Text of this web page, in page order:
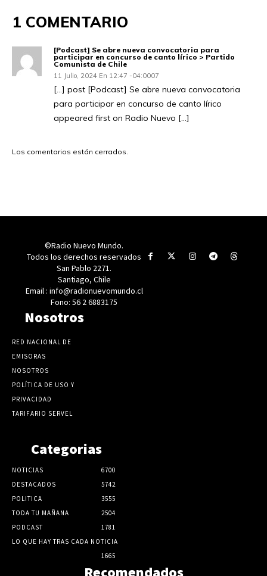
1 COMENTARIO
[Podcast] Se abre nueva convocatoria para
participar en concurso de canto lírico > Partido
Comunista de Chile
11 Julio, 2024 En 12:47 -04:0007
[…] post [Podcast] Se abre nueva convocatoria
para participar en concurso de canto lírico
appeared first on Radio Nuevo […]
Los comentarios están cerrados.
©Radio Nuevo Mundo.
Todos los derechos reservados
San Pablo 2271.
Santiago, Chile
Email : info@radionuevomundo.cl
Fono: 56 2 6883175
Nosotros
RED NACIONAL DE
EMISORAS
NOSOTROS
POLÍTICA DE USO Y
PRIVACIDAD
TARIFARIO SERVEL
Categorias
NOTICIAS
6700
DESTACADOS
5742
POLITICA
3555
TODA TU MAÑANA
2504
PODCAST
1781
LO QUE HAY TRAS CADA NOTICIA
1665
Recomendados